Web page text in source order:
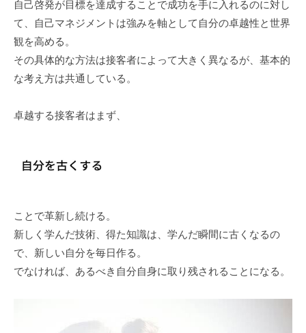
自己啓発が目標を達成することで成功を手に入れるのに対し
て、自己マネジメントは強みを軸として自分の卓越性と世界
観を高める。
その具体的な方法は接客者によって大きく異なるが、基本的
な考え方は共通している。
卓越する接客者はまず、
ことで革新し続ける。
新しく学んだ技術、得た知識は、学んだ瞬間に古くなるの
で、新しい自分を毎日作る。
でなければ、あるべき自分自身に取り残されることになる。